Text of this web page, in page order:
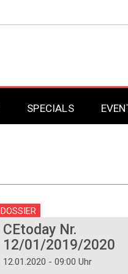
SPECIALS
Professional AV &
Professional AV &
Professional AV &
DOSSIER
CEtoday Nr.
12/01/2019/2020
12.01.2020 - 09:00 Uhr